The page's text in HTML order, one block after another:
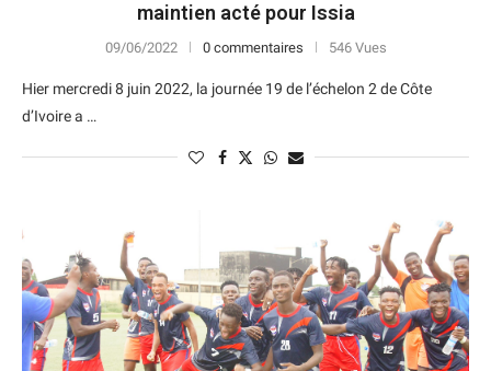
maintien acté pour Issia
09/06/2022 0 commentaires 546 Vues
Hier mercredi 8 juin 2022, la journée 19 de l’échelon 2 de Côte
d’Ivoire a …